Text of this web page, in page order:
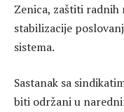
Zenica, zaštiti radnih
stabilizacije
sistema.
Sastanak sa
biti održani u